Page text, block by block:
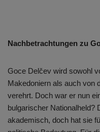
Nachbetrachtungen zu
Goce Delčev wird sowohl
Makedoniern als auch von
verehrt. Doch war er nun
bulgarischer Nationalheld?
akademisch, doch hat sie